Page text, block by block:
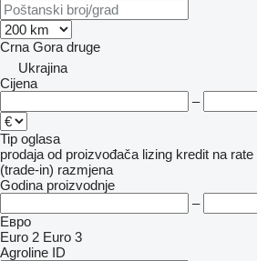
Crna Gora druge
Ukrajina
Cijena
–
Tip oglasa
prodaja od proizvođača lizing kredit na rate
(trade-in) razmjena
Godina proizvodnje
–
Евро
Euro 2 Euro 3
Agroline ID